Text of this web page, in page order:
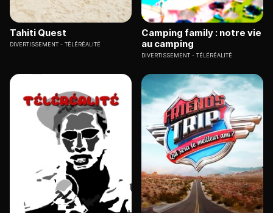
Tahiti Quest
DIVERTISSEMENT TÉLÉRÉALITÉ
Camping family : notre vie
au camping
DIVERTISSEMENT TÉLÉRÉALITÉ